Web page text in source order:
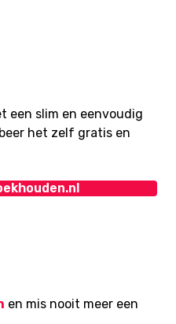
een slim en eenvoudig
het zelf gratis en
en mis nooit meer een